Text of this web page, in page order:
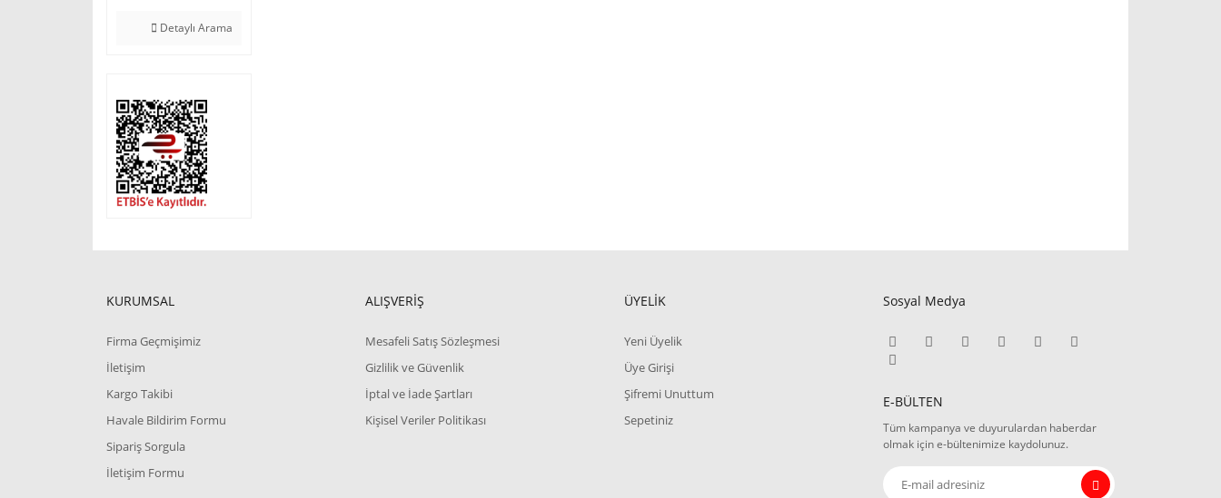
Detaylı Arama
KURUMSAL
Firma Geçmişimiz
İletişim
Kargo Takibi
Havale Bildirim Formu
Sipariş Sorgula
İletişim Formu
ALIŞVERİŞ
Mesafeli Satış Sözleşmesi
Gizlilik ve Güvenlik
İptal ve İade Şartları
Kişisel Veriler Politikası
ÜYELİK
Yeni Üyelik
Üye Girişi
Şifremi Unuttum
Sepetiniz
Sosyal Medya
E-BÜLTEN
Tüm kampanya ve duyurulardan haberdar
olmak için e-bültenimize kaydolunuz.